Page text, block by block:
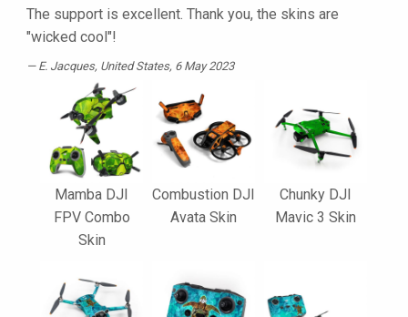
The support is excellent. Thank you, the skins are
"wicked cool"!
E. Jacques, United States, 6 May 2023
Mamba DJI
FPV Combo
Skin
Combustion DJI
Avata Skin
Chunky DJI
Mavic 3 Skin